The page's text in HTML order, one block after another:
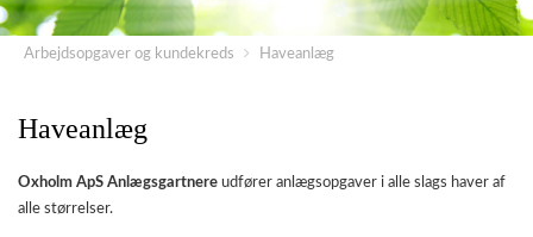
Arbejdsopgaver og kundekreds Haveanlæg
Haveanlæg
Oxholm ApS Anlægsgartnere udfører anlægsopgaver i alle slags haver af
alle størrelser.